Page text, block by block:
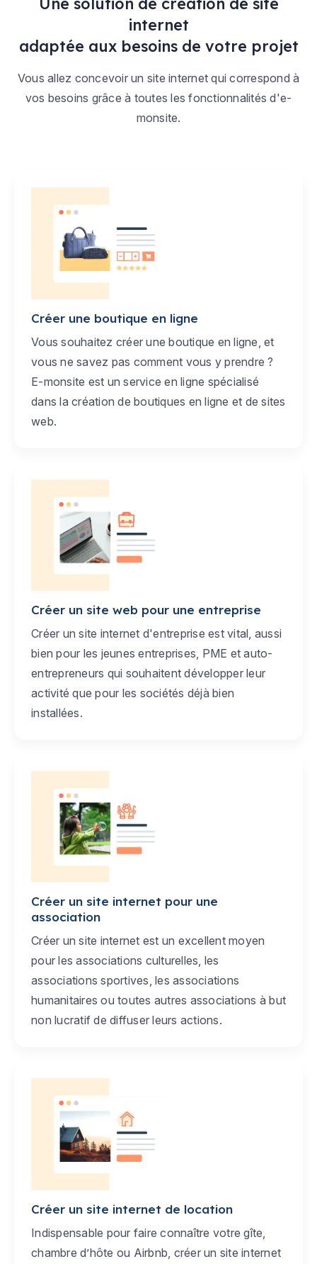
internet
adaptée aux besoins de votre projet
Vous allez concevoir un site internet qui correspond à
vos besoins grâce à toutes les fonctionnalités d'e-
monsite.
Créer une boutique en ligne
Vous souhaitez créer une boutique en ligne, et
vous ne savez pas comment vous y prendre ?
E-monsite est un service en ligne spécialisé
dans la création de boutiques en ligne et de sites
web.
Créer un site web pour une entreprise
Créer un site internet d'entreprise est vital, aussi
bien pour les jeunes entreprises, PME et auto-
entrepreneurs qui souhaitent développer leur
activité que pour les sociétés déjà bien
installées.
Créer un site internet pour une
association
Créer un site internet est un excellent moyen
pour les associations culturelles, les
associations sportives, les associations
humanitaires ou toutes autres associations à but
non lucratif de diffuser leurs actions.
Créer un site internet de location
Indispensable pour faire connaître votre gîte,
chambre d’hôte ou Airbnb, créer un site internet